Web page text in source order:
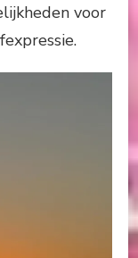
voor